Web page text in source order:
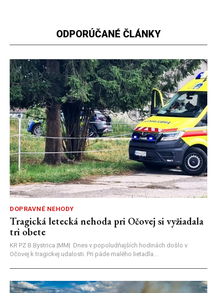
ODPORÚČANÉ ČLÁNKY
DOPRAVNÉ NEHODY
Tragická letecká nehoda pri Očovej si vyžiadala
tri obete
KR PZ B.Bystrica |MM| Dnes v popoludňajších hodinách došlo v
Očovej k tragickej udalosti. Pri páde malého lietadla...